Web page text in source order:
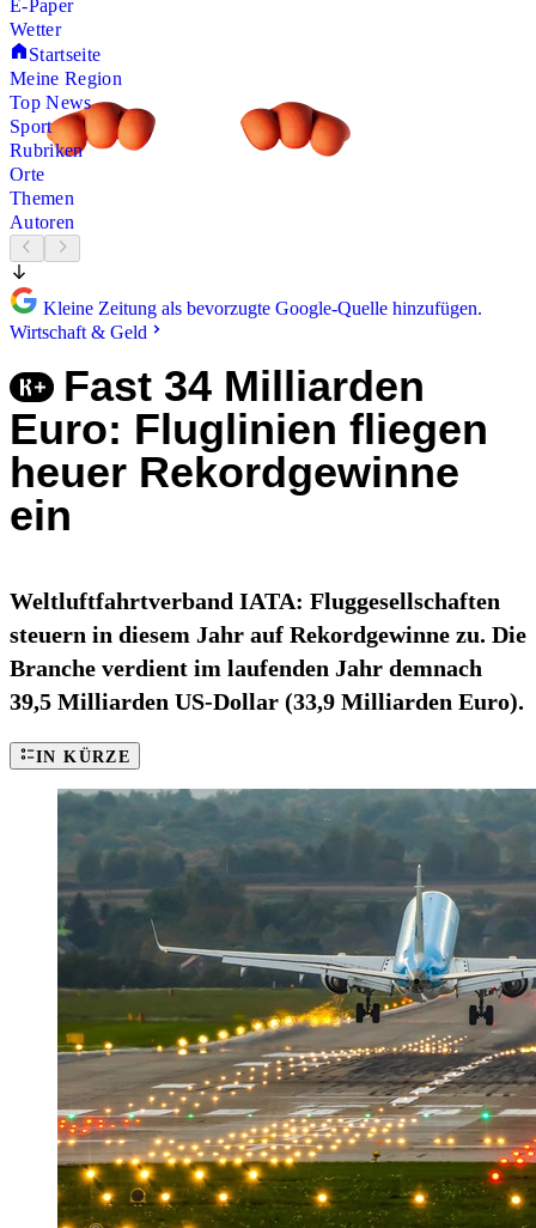
E-Paper
Wetter
Startseite
Meine Region
Top News
Sport
Rubriken
Orte
Themen
Autoren
Kleine Zeitung als bevorzugte Google-Quelle hinzufügen.
Wirtschaft & Geld
Fast 34 Milliarden
Euro: Fluglinien fliegen
heuer Rekordgewinne
ein
Weltluftfahrtverband IATA: Fluggesellschaften
steuern in diesem Jahr auf Rekordgewinne zu. Die
Branche verdient im laufenden Jahr demnach
39,5 Milliarden US-Dollar (33,9 Milliarden Euro).
IN KÜRZE